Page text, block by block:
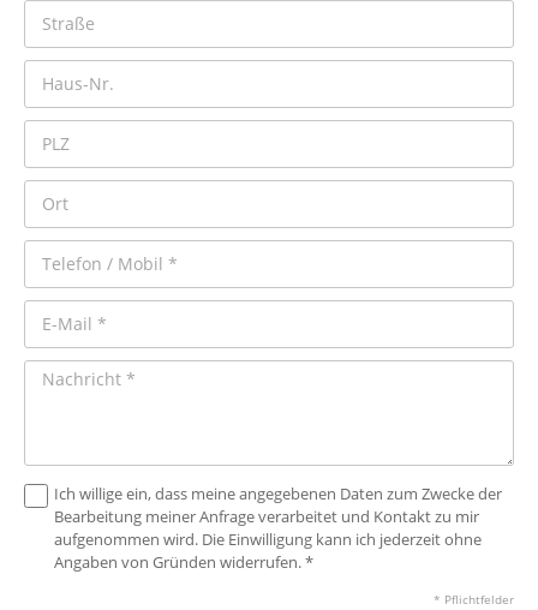
Ich willige ein, dass meine angegebenen Daten zum Zwecke der
Bearbeitung meiner Anfrage verarbeitet und Kontakt zu mir
aufgenommen wird. Die Einwilligung kann ich jederzeit ohne
Angaben von Gründen widerrufen. *
* Pflichtfelder